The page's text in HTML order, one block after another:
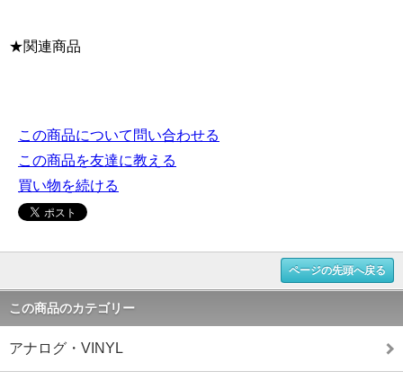
★関連商品
この商品について問い合わせる
この商品を友達に教える
買い物を続ける
ページの先頭へ戻る
この商品のカテゴリー
アナログ・VINYL